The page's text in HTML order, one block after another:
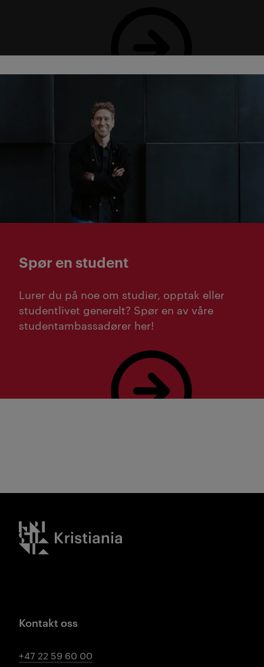
Spør en student
Lurer du på noe om studier, opptak eller
studentlivet generelt? Spør en av våre
studentambassadører her!
Bestill studieveiledning her!
Kristiania logo
Kontakt oss
+47 22 59 60 00